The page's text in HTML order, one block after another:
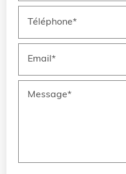
Téléphone*
Email*
Message*